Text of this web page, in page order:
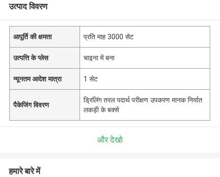
उत्पाद विवरण
आपूर्ति की क्षमता प्रति माह 3000 सेट
उत्पत्ति के प्लेस चाइना में बना
न्यूनतम आदेश मात्रा 1 सेट
पैकेजिंग विवरण
ड्रिलिंग तरल पदार्थ परीक्षण उपकरण मानक निर्यात
लकड़ी के बक्से
और देखो
हमारे बारे में